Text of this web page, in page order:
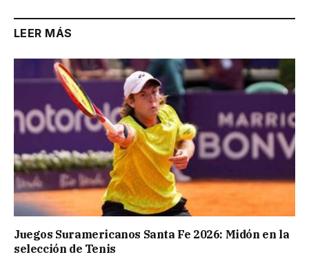
LEER MÁS
Juegos Suramericanos Santa Fe 2026: Midón en la
selección de Tenis